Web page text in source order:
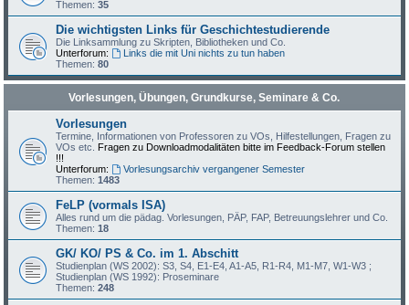
Themen:35
Die wichtigsten Links für Geschichtestudierende
Die Linksammlung zu Skripten, Bibliotheken und Co.
Unterforum:
Links die mit Uni nichts zu tun haben
Themen:80
Vorlesungen, Übungen, Grundkurse, Seminare & Co.
Vorlesungen
Termine, Informationen von Professoren zu VOs, Hilfestellungen, Fragen zu
VOs etc. Fragen zu Downloadmodalitäten bitte im Feedback-Forum stellen
!!!
Unterforum:
Vorlesungsarchiv vergangener Semester
Themen:1483
FeLP (vormals ISA)
Alles rund um die pädag. Vorlesungen, PÄP, FAP, Betreuungslehrer und Co.
Themen:18
GK/ KO/ PS & Co. im 1. Abschitt
Studienplan (WS 2002): S3, S4, E1-E4, A1-A5, R1-R4, M1-M7, W1-W3 ;
Studienplan (WS 1992): Proseminare
Themen:248